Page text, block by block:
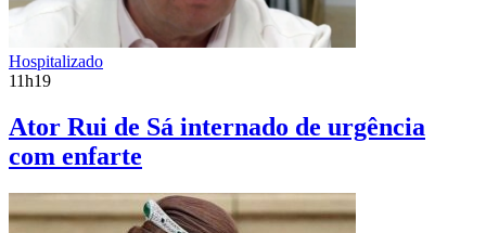
Hospitalizado
11h19
Ator Rui de Sá internado de urgência
com enfarte